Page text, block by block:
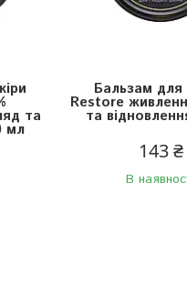
та
мл
Бальзам для
Restore
та
143 ₴
В